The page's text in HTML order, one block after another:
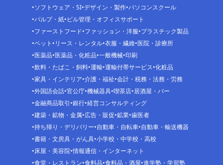
ソフトウェア・SI デザイン・製作 パソコンスクール
パルプ・紙 ビル管理・オフィスサポート
ファーストフード ファッション・洋服 プラスチック製品
ペット リース・レンタル 衣服・繊維 医院・診療所
医薬品 医薬品・化粧品 一般機械 印刷
飲料・たばこ・飼料 運輸 運輸付帯サービス 化粧品
家具・インテリア 介護・福祉 会計・税務・法務・労務
外国語会話 官公庁 機械器具 喫茶店 居酒屋・バー
金融商品取引 銀行 経営コンサルティング
建築・鉱物・金属 広告・販促 鉱業 歯医者
持ち帰り・デリバリー 自動車・自転車 自動車・輸送機器
書籍・文房具・がん具 小学校・中学校・高校
床屋・美容院 情報通信・インターネット
食堂・レストラン 食料品 食料品・酒屋 進学塾・学習塾